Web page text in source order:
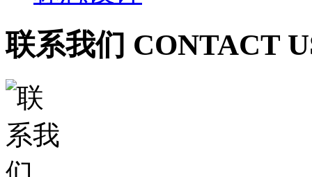
联系我们 CONTACT